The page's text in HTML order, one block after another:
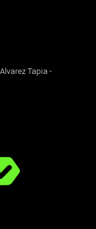
Tapia -